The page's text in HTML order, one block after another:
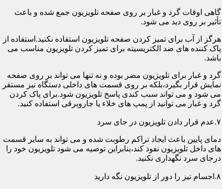
گاهی اوقات گرد و غبار بر روی صفحه تلویزیون جمع شده و باعث
تأثیر بر روی دید می شود.
هرگز از آب برای تمیز کردن صفحه تلویزیون استفاده نکنید.استفاده از
پاک کننده های ضد الکتریسیته برای تمیز کردن تلویزیون مناسب می
باشد.
گرد و غبار برای تلویزیون مضر بوده و نه تنها می تواند بر روی صفحه
نمایش قرار بگیرد،بلکه بر روی قسمت های داخلی دستگاه نیز مستقر
می شود و می تواند سبب کندی پاسخ تلویزیون شود.برای پاک کردن
گرد و غبار می توانید از پمپ های خلاء یا جاروبرقی استفاده کنید.
۷.عدم قرار دادن تلویزیون در جای سرد
دمای پایین باعث ایجاد تراکم رطوبت شده و می تواند به سایر قسمت
های داخل تلویزیون نفوذ کند،بنابراین توصیه می شود تلویزیون خود را
درجای سرد نگهداری نکنید.
۸.اجسام تیز را دور از تلویزیون نگه دارید